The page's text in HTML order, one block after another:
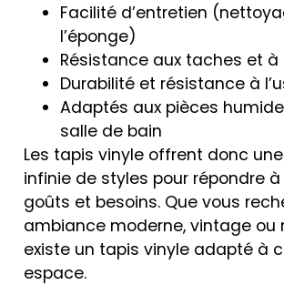
Facilité d’entretien
l’éponge)
Résistance aux taches et à
Durabilité et résistance à
Adaptés aux pièces
salle de bain
Les tapis vinyle offrent donc
infinie de styles pour répondre
goûts et besoins. Que vous
ambiance moderne, vintage ou
existe un tapis vinyle adapté à
espace.